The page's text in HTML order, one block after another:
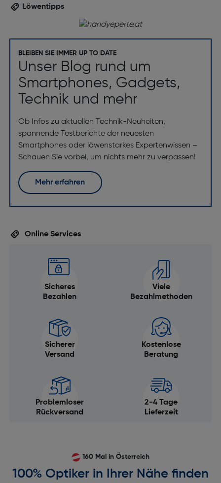
Löwentipps
BLEIBEN SIE IMMER UP TO DATE
Unser Blog rund um
Smartphones, Gadgets,
Technik und mehr
Ob Infos zu aktuellen Technik-Neuheiten,
spannende Testberichte der neuesten
Smartphones oder löwenstarkes Expertenwissen –
Schauen Sie vorbei, um nichts mehr zu verpassen!
Mehr erfahren
Online Services
Sicheres
Bezahlen
Viele
Bezahlmethoden
Sicherer
Versand
Kostenlose
Beratung
Problemloser
Rückversand
2-4 Tage
Lieferzeit
160 Mal in Österreich
100% Optiker in Ihrer Nähe finden